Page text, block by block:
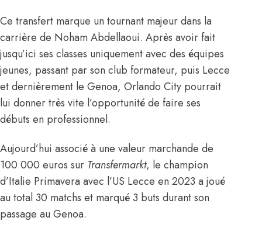
Ce transfert marque un tournant majeur dans la
carrière de Noham Abdellaoui. Après avoir fait
jusqu’ici ses classes uniquement avec des équipes
jeunes, passant par son club formateur, puis Lecce
et dernièrement le Genoa, Orlando City pourrait
lui donner très vite l’opportunité de faire ses
débuts en professionnel.
Aujourd’hui associé à une valeur marchande de
100 000 euros sur Transfermarkt, le champion
d’Italie Primavera avec l’US Lecce en 2023 a joué
au total 30 matchs et marqué 3 buts durant son
passage au Genoa.